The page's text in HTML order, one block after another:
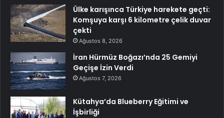
Ülke karışınca Türkiye harekete geçti:
Komşuya karşı 6 kilometre çelik duvar
çekti
Ağustos 8, 2026
İran Hürmüz Boğazı’nda 25 Gemiyi
Geçişe İzin Verdi
Ağustos 7, 2026
Kütahya’da Blueberry Eğitimi ve
İşbirliği